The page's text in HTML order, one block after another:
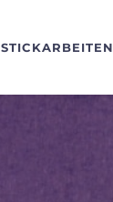
STICKARBEITEN